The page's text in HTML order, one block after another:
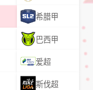
希腊甲
巴西甲
爱超
斯伐超